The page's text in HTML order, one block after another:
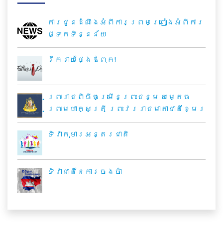
ការជូនដំណឹងអំពីការព្រមព្រៀងអំពីការ
ផ្ទុកទិន្នន័យ
រីករាយថ្ងៃឪពុក!
ព្រះរាជពិធីចម្រើនព្រះជន្ម សម្តេច
ព្រះមហាក្សត្រី ព្រះវររាជមាតាជាតិខ្មែរ
ទិវាកុមារអន្តរជាតិ
ទិវាជាតិនៃការចងចាំ